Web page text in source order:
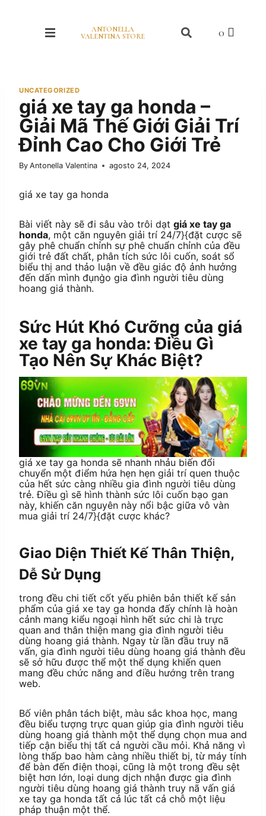
ANTONELLA
VALENTINA STORE
UNCATEGORIZED
giá xe tay ga honda –
Giải Mã Thế Giới Giải Trí
Đỉnh Cao Cho Giới Trẻ
By Antonella Valentina agosto 24, 2024
giá xe tay ga honda
Bài viết này sẽ đi sâu vào trôi dạt giá xe tay ga
honda, một căn nguyên giải trí 24/7}{đặt cược sẽ
gây phê chuẩn chỉnh sự phê chuẩn chỉnh của đều
giới trẻ đất chất, phân tích sức lôi cuốn, soát sổ
biểu thị and thảo luận về đều giác độ ảnh hưởng
đến dấn mình đụng̀o gia đình người tiêu dùng
hoang giá thành.
Sức Hút Khó Cưỡng của giá
xe tay ga honda: Điều Gì
Tạo Nên Sự Khác Biệt?
giá xe tay ga honda sẽ nhanh nhảu biến đổi
chuyển một điểm hứa hẹn hẹn giải trí quen thuộc
của hết sức càng nhiều gia đình người tiêu dùng
trẻ. Điều gì sẽ hình thành sức lôi cuốn bạo gan
này, khiến căn nguyên này nổi bậc giữa vô vàn
mua giải trí 24/7}{đặt cược khác?
Giao Diện Thiết Kế Thân Thiện,
Dễ Sử Dụng
trong đều chi tiết cốt yếu phiên bản thiết kế sản
phẩm của giá xe tay ga honda đấy chính là hoàn
cảnh mang kiểu ngoại hình hết sức chi là trực
quan and thân thiện mang gia đình người tiêu
dùng hoang giá thành. Ngay từ lần đầu truy nã
vấn, gia đình người tiêu dùng hoang giá thành đều
sẽ sở hữu được thể một thể dụng khiến quen
mang đều chức năng and điều hướng trên trang
web.
Bố viên phân tách biệt, màu sắc khoa học, mang
đều biểu tượng trực quan giúp gia đình người tiêu
dùng hoang giá thành một thể dụng chọn mua and
tiếp cận biểu thị tất cả người cầu mỏi. Khả năng vì
lòng thấp bao hàm càng nhiều thiết bị, từ máy tính
để bàn đến điện thoại, cũng là một trong đều sệt
biệt hơn lớn, loại dung dịch nhận được gia đình
người tiêu dùng hoang giá thành truy nã vấn giá
xe tay ga honda tất cả lúc tất cả chỗ một liệu
pháp thuận một thể.